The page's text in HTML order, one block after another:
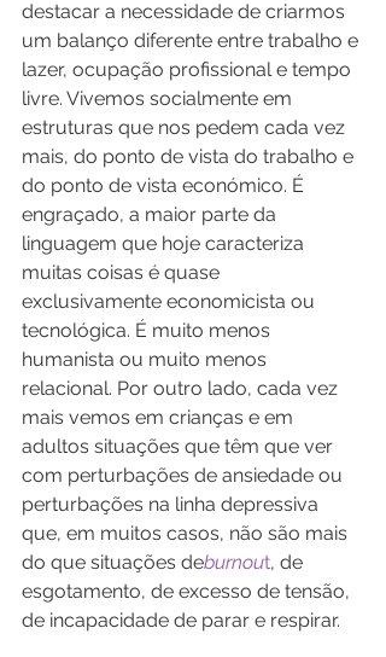
destacar a necessidade de criarmos
um balanço diferente entre trabalho e
lazer, ocupação profissional e tempo
livre. Vivemos socialmente em
estruturas que nos pedem cada vez
mais, do ponto de vista do trabalho e
do ponto de vista económico. É
engraçado, a maior parte da
linguagem que hoje caracteriza
muitas coisas é quase
exclusivamente economicista ou
tecnológica. É muito menos
humanista ou muito menos
relacional. Por outro lado, cada vez
mais vemos em crianças e em
adultos situações que têm que ver
com perturbações de ansiedade ou
perturbações na linha depressiva
que, em muitos casos, não são mais
do que situações deburnout, de
esgotamento, de excesso de tensão,
de incapacidade de parar e respirar.